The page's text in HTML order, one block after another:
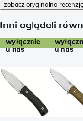
zobacz oryginalna recenzję
Inni oglądali
wyłącznie
u nas
u nas